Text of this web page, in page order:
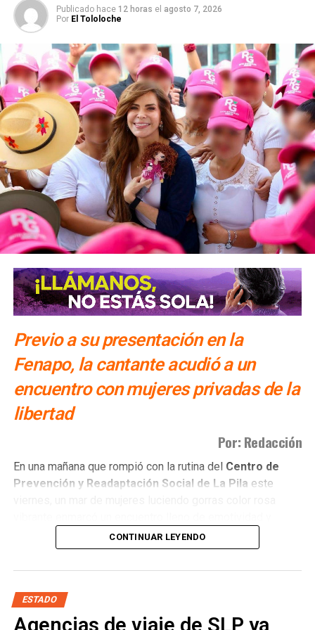
SIGUIENTE
Ricardo Gallardo fortalece coordinación con Alianza
Empresarial
NO TE PIERDAS
Gobierno fortalece marcas locales con “Hecho en
San Luis Potosí”
Publicado hace 12 horas el agosto 7, 2026
Por El Tololoche
Previo a su presentación en la
Fenapo, la cantante acudió a un
encuentro con mujeres privadas de la
libertad
Por: Redacción
​En una mañana que rompió con la rutina del Centro de
Prevención y Readaptación Social de La Pila este
invitada muy especial, la
sentaron entre las mujeres para compartir sonrisas y
CONTINUAR LEYENDO
ESTADO
Agencias de viaje de SLP ya